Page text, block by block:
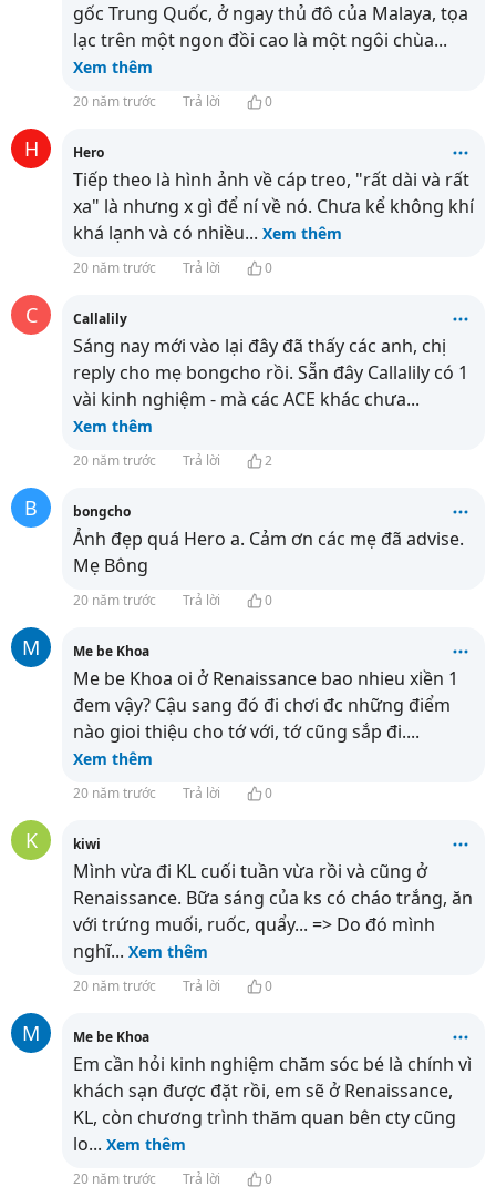
gốc Trung Quốc, ở ngay thủ đô của Malaya, tọa
lạc trên một ngon đồi cao là một ngôi chùa...
Xem thêm
20 năm trước Trả lời 0
H Hero
Tiếp theo là hình ảnh về cáp treo, "rất dài và rất
xa" là nhưng x gì để ní về nó. Chưa kể không khí
khá lạnh và có nhiều... Xem thêm
20 năm trước Trả lời 0
C Callalily
Sáng nay mới vào lại đây đã thấy các anh, chị
reply cho mẹ bongcho rồi. Sẵn đây Callalily có 1
vài kinh nghiệm - mà các ACE khác chưa...
Xem thêm
20 năm trước Trả lời 2
B bongcho
Ảnh đẹp quá Hero a. Cảm ơn các mẹ đã advise.
Mẹ Bông
20 năm trước Trả lời 0
M Me be Khoa
Me be Khoa oi ở Renaissance bao nhieu xiền 1
đem vậy? Cậu sang đó đi chơi đc những điểm
nào gioi thiệu cho tớ với, tớ cũng sắp đi....
Xem thêm
20 năm trước Trả lời 0
K kiwi
Mình vừa đi KL cuối tuần vừa rồi và cũng ở
Renaissance. Bữa sáng của ks có cháo trắng, ăn
với trứng muối, ruốc, quẩy... => Do đó mình
nghĩ... Xem thêm
20 năm trước Trả lời 0
M Me be Khoa
Em cần hỏi kinh nghiệm chăm sóc bé là chính vì
khách sạn được đặt rồi, em sẽ ở Renaissance,
KL, còn chương trình thăm quan bên cty cũng
lo... Xem thêm
20 năm trước Trả lời 0